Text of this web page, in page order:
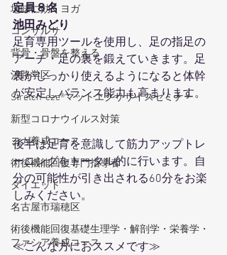
地味に効くヨガ
コンサルサ
背骨・骨盤を整える
汐路学区
Stretch-eze®マットエクササイズセミナー
新型コロナウイルス対策
ヨガ養成コース
術後機能回復専門指導者
ダイエット
名古屋市瑞穂区
術後機能回復基礎生理学・解剖学・栄養学・
ファシア養成コース
定員８名
池田みどり
足育専用ツールを使用し、足の指足の
アーチ・足の裏を鍛えていきます。足
裏がしっかり使えるようになると体幹
が安定しバランス能力も高まります。
後半は足育を意識して筋力アップトレ
ーニングをトータル的に行います。自
分の可能性が引き出される60分をお楽
しみください。
≪こんな方におススメです≫